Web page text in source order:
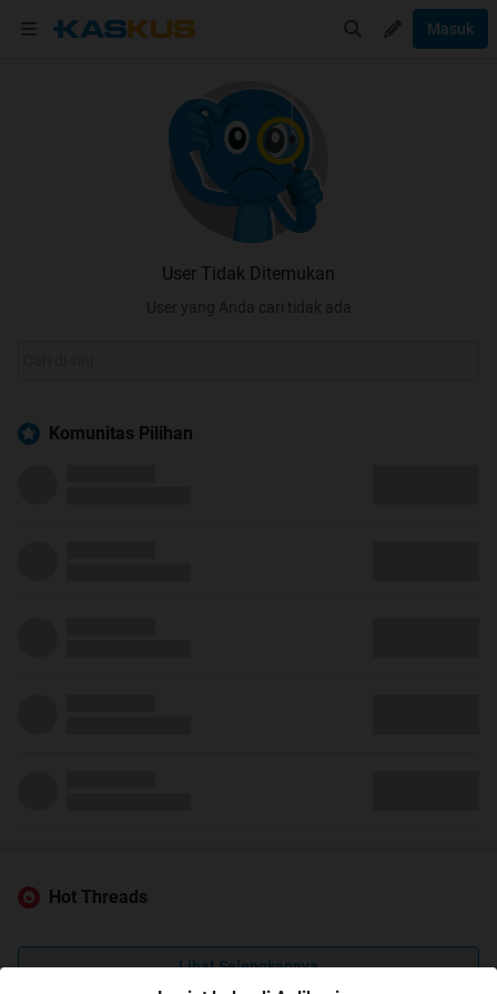
Masuk
User Tidak Ditemukan
User yang Anda cari tidak ada
Komunitas Pilihan
Hot Threads
Lihat Selengkapnya